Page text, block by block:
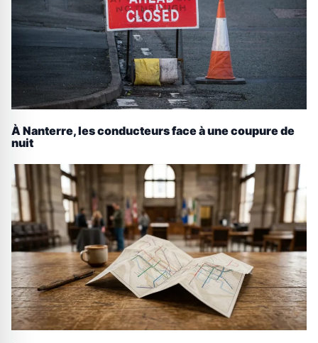
À Nanterre, les conducteurs face à une coupure de
nuit